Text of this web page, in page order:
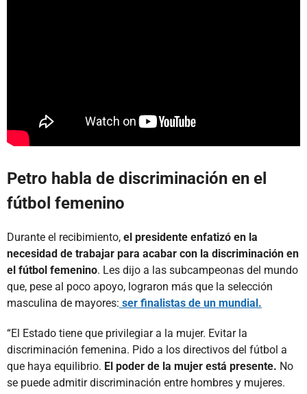
Petro habla de discriminación en el
fútbol femenino
Durante el recibimiento, el presidente enfatizó en la
necesidad de trabajar para acabar con la discriminación en
el fútbol femenino. Les dijo a las subcampeonas del mundo
que, pese al poco apoyo, lograron más que la selección
masculina de mayores: ser finalistas de un mundial.
“El Estado tiene que privilegiar a la mujer. Evitar la
discriminación femenina. Pido a los directivos del fútbol a
que haya equilibrio. El poder de la mujer está presente. No
se puede admitir discriminación entre hombres y mujeres.